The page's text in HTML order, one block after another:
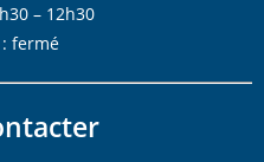
– 12h30
fermé